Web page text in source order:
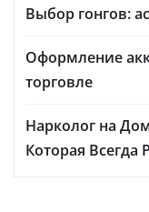
Выбор гонгов:
Оформление
торговле
Нарколог на
Которая Всегда